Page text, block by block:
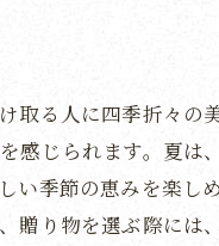
が生み出す特別な贈
介
感
ギフトの魅力
る人に四季折々の
感じられます。夏
季節の恵みを楽し
り物を選ぶ際に